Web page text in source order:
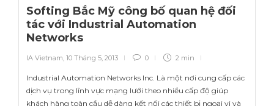
Softing Bắc Mỹ công bố quan hệ đối
tác với Industrial Automation
Networks
IA Vietnam, 10 Tháng 5, 2013 0 2 min
Industrial Automation Networks Inc. Là một nơi cung cấp các
dịch vụ trong lĩnh vực mạng lưới theo nhiều cấp độ giúp
khách hàng toàn cầu dễ dàng kết nối các thiết bị ngoại vi và